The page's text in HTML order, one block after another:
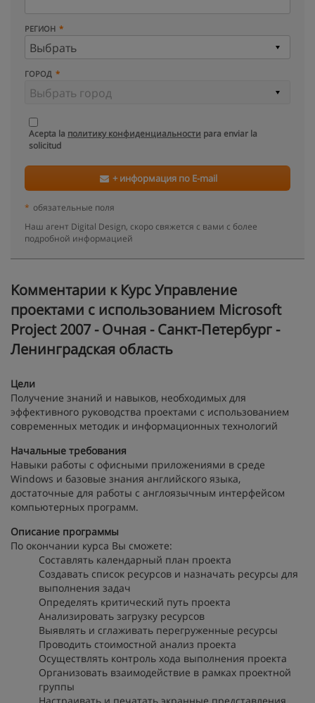
РЕГИОН
ГОРОД
Acepta la политику конфиденциальности para enviar la
solicitud
+ информация по E-mail
* обязательные поля
Наш агент Digital Design, скоро свяжется с вами с более
подробной информацией
Kомментарии к Курс Управление
проектами с использованием Microsoft
Project 2007 - Очная - Санкт-Петербург -
Ленинградская область
Цели
Получение знаний и навыков, необходимых для
эффективного руководства проектами с использованием
современных методик и информационных технологий
Начальные требования
Навыки работы с офисными приложениями в среде
Windows и базовые знания английского языка,
достаточные для работы с англоязычным интерфейсом
компьютерных программ.
Описание программы
По окончании курса Вы сможете:
Составлять календарный план проекта
Создавать список ресурсов и назначать ресурсы для
выполнения задач
Определять критический путь проекта
Анализировать загрузку ресурсов
Выявлять и сглаживать перегруженные ресурсы
Проводить стоимостной анализ проекта
Осуществлять контроль хода выполнения проекта
Организовать взаимодействие в рамках проектной
группы